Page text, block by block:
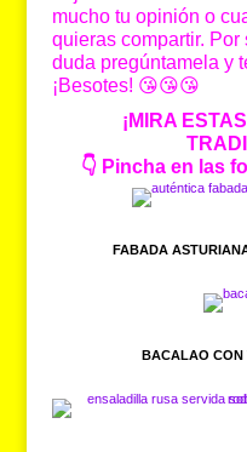
mucho tu opinión o
quieras compartir.
duda pregúntamela y
¡Besotes! 😘😘😘
¡MIRA
👇 Pincha en las
FABADA
BACALAO CON